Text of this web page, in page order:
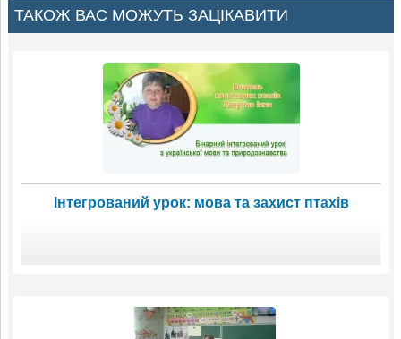
ТАКОЖ ВАС МОЖУТЬ ЗАЦІКАВИТИ
Інтегрований урок: мова та захист птахів